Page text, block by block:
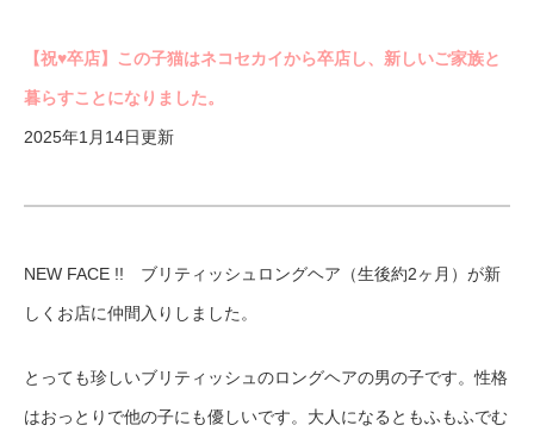
【祝♥︎卒店】この子猫はネコセカイから卒店し、新しいご家族と
暮らすことになりました。
2025年1月14日更新
NEW FACE !! ブリティッシュロングヘア（生後約2ヶ月）が新
しくお店に仲間入りしました。
とっても珍しいブリティッシュのロングヘアの男の子です。性格
はおっとりで他の子にも優しいです。大人になるともふもふでむ